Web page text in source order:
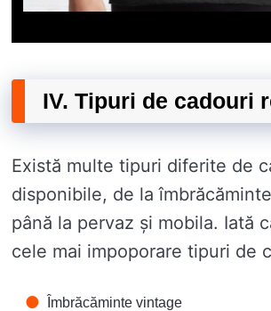
IV. Tipuri de cadouri
Există multe tipuri diferite de
disponibile, de la
până la pervaz și mobila. Iată
cele mai impoporare tipuri de
Îmbrăcăminte vintage